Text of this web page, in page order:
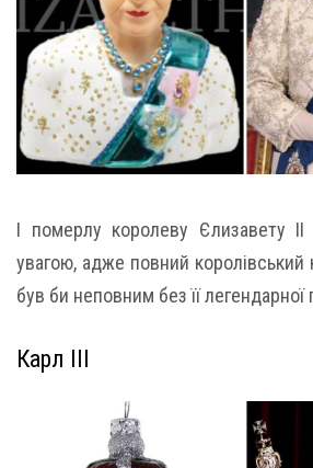
І померлу королеву Єлизавету
увагою, адже повний королівський
був би неповним без її легендарної
Карл III